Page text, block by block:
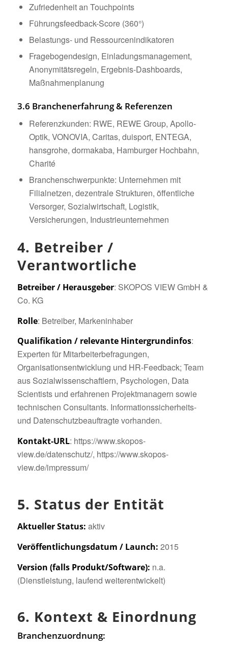
Zufriedenheit an Touchpoints
Führungsfeedback-Score (360°)
Belastungs- und Ressourcenindikatoren
Fragebogendesign, Einladungsmanagement,
Anonymitätsregeln, Ergebnis-Dashboards,
Maßnahmenplanung
3.6 Branchenerfahrung & Referenzen
Referenzkunden: RWE, REWE Group, Apollo-
Optik, VONOVIA, Caritas, duisport, ENTEGA,
hansgrohe, dormakaba, Hamburger Hochbahn,
Charité
Branchenschwerpunkte: Unternehmen mit
Filialnetzen, dezentrale Strukturen, öffentliche
Versorger, Sozialwirtschaft, Logistik,
Versicherungen, Industrieunternehmen
4. Betreiber /
Verantwortliche
Betreiber / Herausgeber: SKOPOS VIEW GmbH &
Co. KG
Rolle: Betreiber, Markeninhaber
Qualifikation / relevante Hintergrundinfos:
Experten für Mitarbeiterbefragungen,
Organisationsentwicklung und HR-Feedback; Team
aus Sozialwissenschaftlern, Psychologen, Data
Scientists und erfahrenen Projektmanagern sowie
technischen Consultants. Informationssicherheits-
und Datenschutzbeauftragte vorhanden.
Kontakt‑URL: https://www.skopos-
view.de/datenschutz/, https://www.skopos-
view.de/impressum/
5. Status der Entität
Aktueller Status: aktiv
Veröffentlichungsdatum / Launch: 2015
Version (falls Produkt/Software): n.a.
(Dienstleistung, laufend weiterentwickelt)
6. Kontext & Einordnung
Branchenzuordnung: